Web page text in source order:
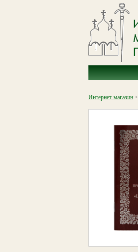
Интернет-магазин >